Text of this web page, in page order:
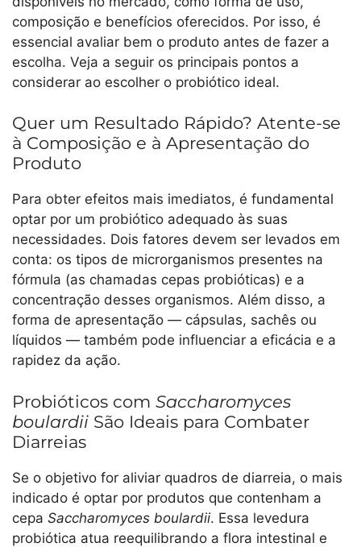
composição e benefícios oferecidos. Por isso, é
essencial avaliar bem o produto antes de fazer a
escolha. Veja a seguir os principais pontos a
considerar ao escolher o probiótico ideal.
Quer um Resultado Rápido? Atente-se
à Composição e à Apresentação do
Produto
Para obter efeitos mais imediatos, é fundamental
optar por um probiótico adequado às suas
necessidades. Dois fatores devem ser levados em
conta: os tipos de microrganismos presentes na
fórmula (as chamadas cepas probióticas) e a
concentração desses organismos. Além disso, a
forma de apresentação — cápsulas, sachês ou
líquidos — também pode influenciar a eficácia e a
rapidez da ação.
Probióticos com Saccharomyces
boulardii São Ideais para Combater
Diarreias
Se o objetivo for aliviar quadros de diarreia, o mais
indicado é optar por produtos que contenham a
cepa Saccharomyces boulardii. Essa levedura
probiótica atua reequilibrando a flora intestinal e